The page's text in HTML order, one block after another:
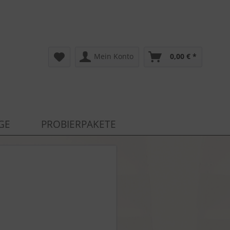
Mein Konto 0,00 € *
PROBIERPAKETE